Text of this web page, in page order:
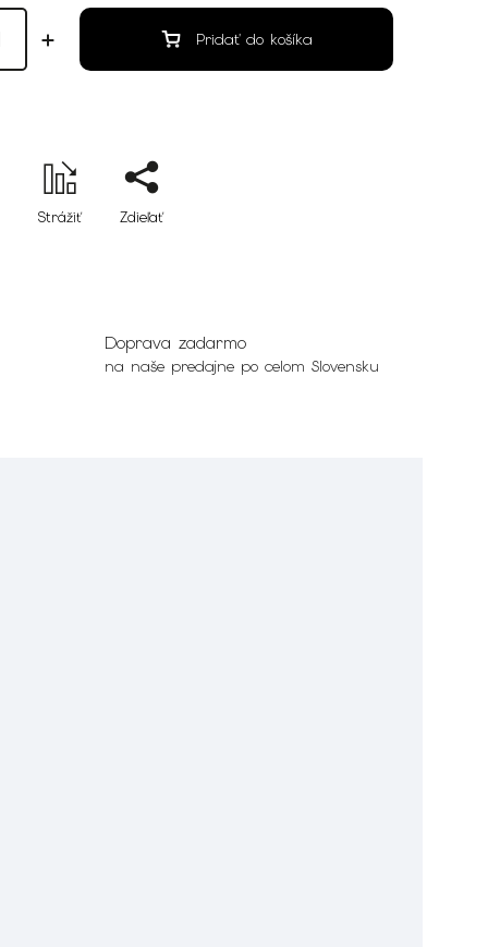
Pridať do košíka
Strážiť Zdieľať
Doprava zadarmo
na naše predajne po celom Slovensku